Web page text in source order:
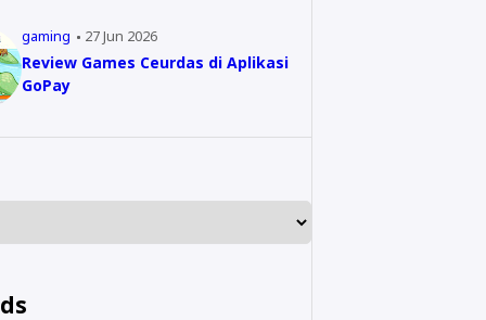
gaming 27 Jun 2026
Review Games Ceurdas di Aplikasi
GoPay